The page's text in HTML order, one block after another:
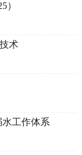
）
术
水工作体系